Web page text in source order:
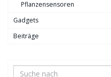
Pflanzensensoren
Gadgets
Beiträge